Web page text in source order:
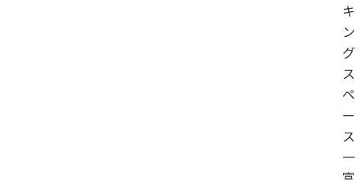
キ
ン
グ
ス
ペ
ー
ス
一